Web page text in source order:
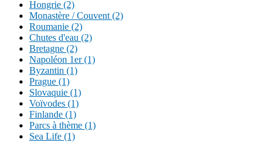
Hongrie (2)
Monastère / Couvent (2)
Roumanie (2)
Chutes d'eau (2)
Bretagne (2)
Napoléon 1er (1)
Byzantin (1)
Prague (1)
Slovaquie (1)
Voïvodes (1)
Finlande (1)
Parcs à thème (1)
Sea Life (1)